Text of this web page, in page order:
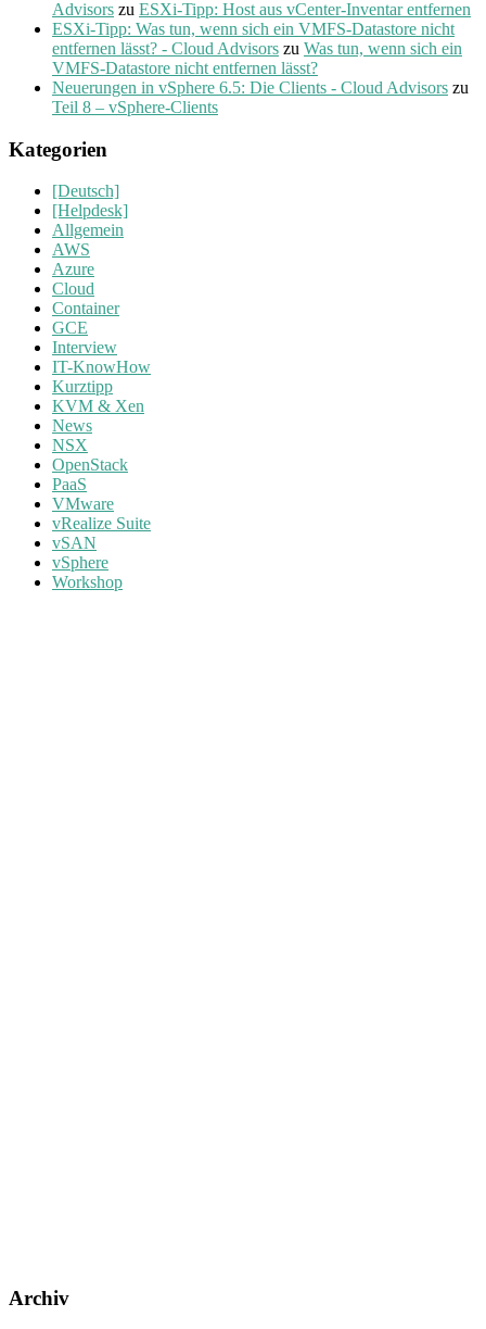
Advisors zu ESXi-Tipp: Host aus vCenter-Inventar entfernen
ESXi-Tipp: Was tun, wenn sich ein VMFS-Datastore nicht
entfernen lässt? - Cloud Advisors zu Was tun, wenn sich ein
VMFS-Datastore nicht entfernen lässt?
Neuerungen in vSphere 6.5: Die Clients - Cloud Advisors zu
Teil 8 – vSphere-Clients
Kategorien
[Deutsch]
[Helpdesk]
Allgemein
AWS
Azure
Cloud
Container
GCE
Interview
IT-KnowHow
Kurztipp
KVM & Xen
News
NSX
OpenStack
PaaS
VMware
vRealize Suite
vSAN
vSphere
Workshop
Archiv